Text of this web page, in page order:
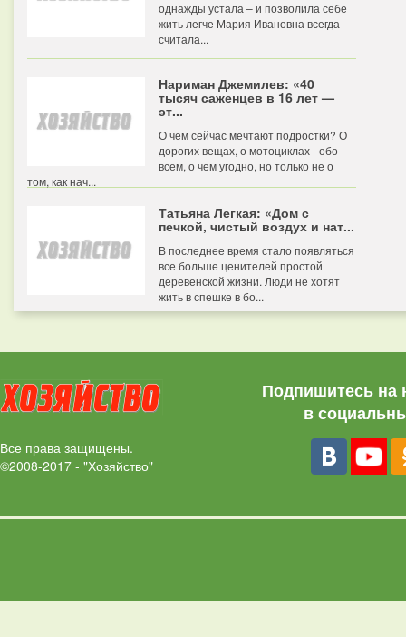
однажды устала – и позволила себе
жить легче Мария Ивановна всегда
считала...
Нариман Джемилев: «40
тысяч саженцев в 16 лет —
эт...
О чем сейчас мечтают подростки? О
дорогих вещах, о мотоциклах - обо
всем, о чем угодно, но только не о
том, как нач...
Татьяна Легкая: «Дом с
печкой, чистый воздух и нат...
В последнее время стало появляться
все больше ценителей простой
деревенской жизни. Люди не хотят
жить в спешке в бо...
Все права защищены.
©2008-2017 - "Хозяйство"
Подпишитесь на
в